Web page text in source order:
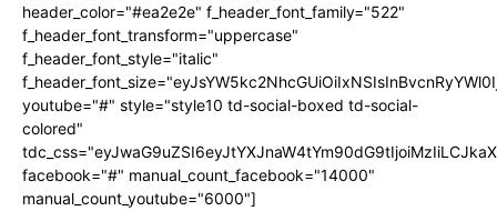
header_color="#ea2e2e" f_header_font_family="522"
f_header_font_transform="uppercase"
f_header_font_style="italic"
youtube="#" style="style10 td-social-boxed td-social-
colored"
facebook="#" manual_count_facebook="14000"
manual_count_youtube="6000"]